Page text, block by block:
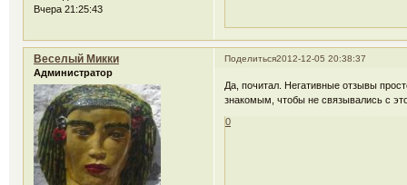
Вчера 21:25:43
Поделиться2012-12-05 20:38:37
Веселый Микки
Администратор
Да, почитал. Негативные отзывы
знакомым, чтобы не связывались с
0